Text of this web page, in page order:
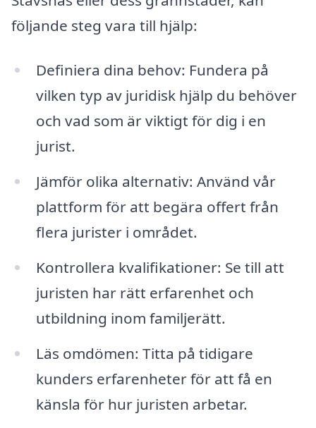
följande steg vara till hjälp:
Definiera dina behov: Fundera på
vilken typ av juridisk hjälp du behöver
och vad som är viktigt för dig i en
jurist.
Jämför olika alternativ: Använd vår
plattform för att begära offert från
flera jurister i området.
Kontrollera kvalifikationer: Se till att
juristen har rätt erfarenhet och
utbildning inom familjerätt.
Läs omdömen: Titta på tidigare
kunders erfarenheter för att få en
känsla för hur juristen arbetar.